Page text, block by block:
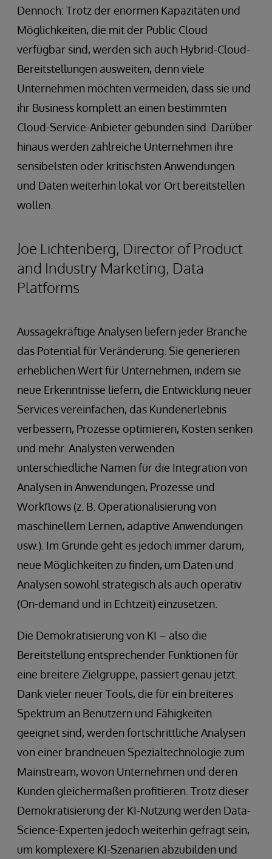
Dennoch: Trotz der enormen Kapazitäten und
Möglichkeiten, die mit der Public Cloud
verfügbar sind, werden sich auch Hybrid-Cloud-
Bereitstellungen ausweiten, denn viele
Unternehmen möchten vermeiden, dass sie und
ihr Business komplett an einen bestimmten
Cloud-Service-Anbieter gebunden sind. Darüber
hinaus werden zahlreiche Unternehmen ihre
sensibelsten oder kritischsten Anwendungen
und Daten weiterhin lokal vor Ort bereitstellen
wollen.
Joe Lichtenberg, Director of Product
and Industry Marketing, Data
Platforms
Aussagekräftige Analysen liefern jeder Branche
das Potential für Veränderung. Sie generieren
erheblichen Wert für Unternehmen, indem sie
neue Erkenntnisse liefern, die Entwicklung neuer
Services vereinfachen, das Kundenerlebnis
verbessern, Prozesse optimieren, Kosten senken
und mehr. Analysten verwenden
unterschiedliche Namen für die Integration von
Analysen in Anwendungen, Prozesse und
Workflows (z. B. Operationalisierung von
maschinellem Lernen, adaptive Anwendungen
usw.). Im Grunde geht es jedoch immer darum,
neue Möglichkeiten zu finden, um Daten und
Analysen sowohl strategisch als auch operativ
(On-demand und in Echtzeit) einzusetzen.
Die Demokratisierung von KI – also die
Bereitstellung entsprechender Funktionen für
eine breitere Zielgruppe, passiert genau jetzt.
Dank vieler neuer Tools, die für ein breiteres
Spektrum an Benutzern und Fähigkeiten
geeignet sind, werden fortschrittliche Analysen
von einer brandneuen Spezialtechnologie zum
Mainstream, wovon Unternehmen und deren
Kunden gleichermaßen profitieren. Trotz dieser
Demokratisierung der KI-Nutzung werden Data-
Science-Experten jedoch weiterhin gefragt sein,
um komplexere KI-Szenarien abzubilden und